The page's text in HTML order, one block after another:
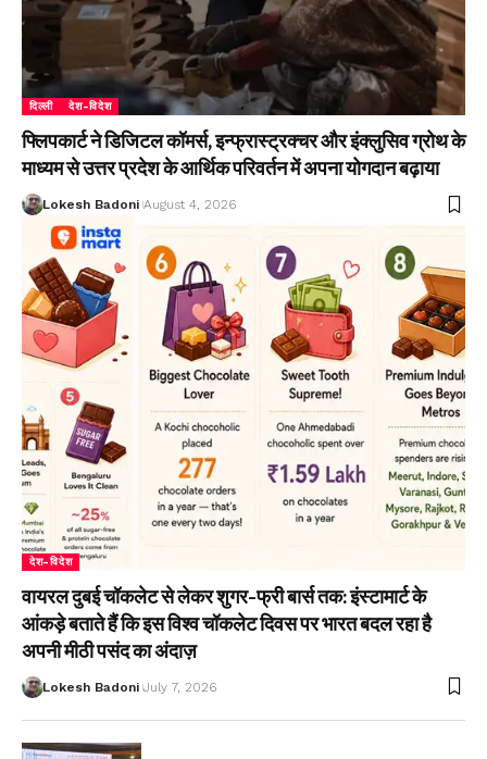
दिल्ली देश-विदेश
फ्लिपकार्ट ने डिजिटल कॉमर्स, इन्फ्रास्ट्रक्चर और इंक्लुसिव ग्रोथ के
माध्यम से उत्तर प्रदेश के आर्थिक परिवर्तन में अपना योगदान बढ़ाया
Lokesh Badoni August 4, 2026
देश-विदेश
वायरल दुबई चॉकलेट से लेकर शुगर-फ्री बार्स तक: इंस्टामार्ट के
आंकड़े बताते हैं कि इस विश्व चॉकलेट दिवस पर भारत बदल रहा है
अपनी मीठी पसंद का अंदाज़
Lokesh Badoni July 7, 2026